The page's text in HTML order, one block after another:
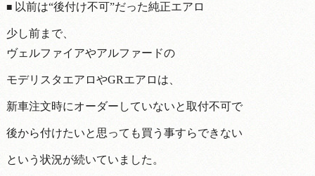
■以前は“後付け不可”だった純正エアロ
少し前まで、
ヴェルファイアやアルファードの
モデリスタエアロやGRエアロは、
新車注文時にオーダーしていないと取付不可で
後から付けたいと思っても買う事すらできない
という状況が続いていました。